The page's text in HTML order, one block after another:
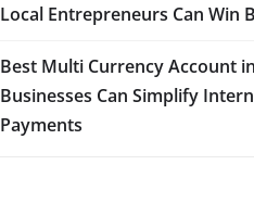
Local Entrepreneurs Can Win
Best Multi Currency Account
Businesses Can Simplify
Payments